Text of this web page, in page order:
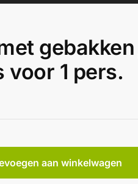
gebakken
voor 1 pers.
aan winkelwagen